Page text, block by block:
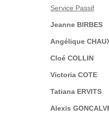
Service Passif
Jeanne BIRBES
Angélique
Cloé COLLIN
Victoria COTE
Tatiana ERVITS
Alexis